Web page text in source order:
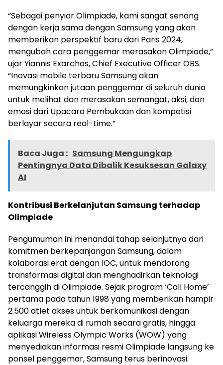
“Sebagai penyiar Olimpiade, kami sangat senang
dengan kerja sama dengan Samsung yang akan
memberikan perspektif baru dari Paris 2024,
mengubah cara penggemar merasakan Olimpiade,”
ujar Yiannis Exarchos, Chief Executive Officer OBS.
“Inovasi mobile terbaru Samsung akan
memungkinkan jutaan penggemar di seluruh dunia
untuk melihat dan merasakan semangat, aksi, dan
emosi dari Upacara Pembukaan dan kompetisi
berlayar secara real-time.”
Baca Juga : Samsung Mengungkap
Pentingnya Data Dibalik Kesuksesan Galaxy
AI
Kontribusi Berkelanjutan Samsung terhadap
Olimpiade
Pengumuman ini menandai tahap selanjutnya dari
komitmen berkepanjangan Samsung, dalam
kolaborasi erat dengan IOC, untuk mendorong
transformasi digital dan menghadirkan teknologi
tercanggih di Olimpiade. Sejak program ‘Call Home’
pertama pada tahun 1998 yang memberikan hampir
2.500 atlet akses untuk berkomunikasi dengan
keluarga mereka di rumah secara gratis, hingga
aplikasi Wireless Olympic Works (WOW) yang
menyediakan informasi resmi Olimpiade langsung ke
ponsel penggemar, Samsung terus berinovasi.